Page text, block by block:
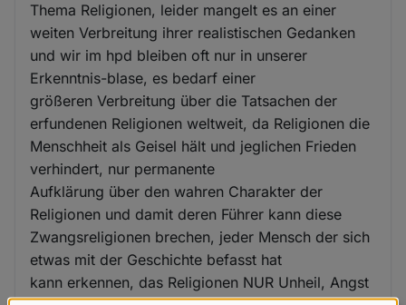
Thema Religionen, leider mangelt es an einer
weiten Verbreitung ihrer realistischen Gedanken
und wir im hpd bleiben oft nur in unserer
Erkenntnis-blase, es bedarf einer
größeren Verbreitung über die Tatsachen der
erfundenen Religionen weltweit, da Religionen die
Menschheit als Geisel hält und jeglichen Frieden
verhindert, nur permanente
Aufklärung über den wahren Charakter der
Religionen und damit deren Führer kann diese
Zwangsreligionen brechen, jeder Mensch der sich
etwas mit der Geschichte befasst hat
kann erkennen, das Religionen NUR Unheil, Angst